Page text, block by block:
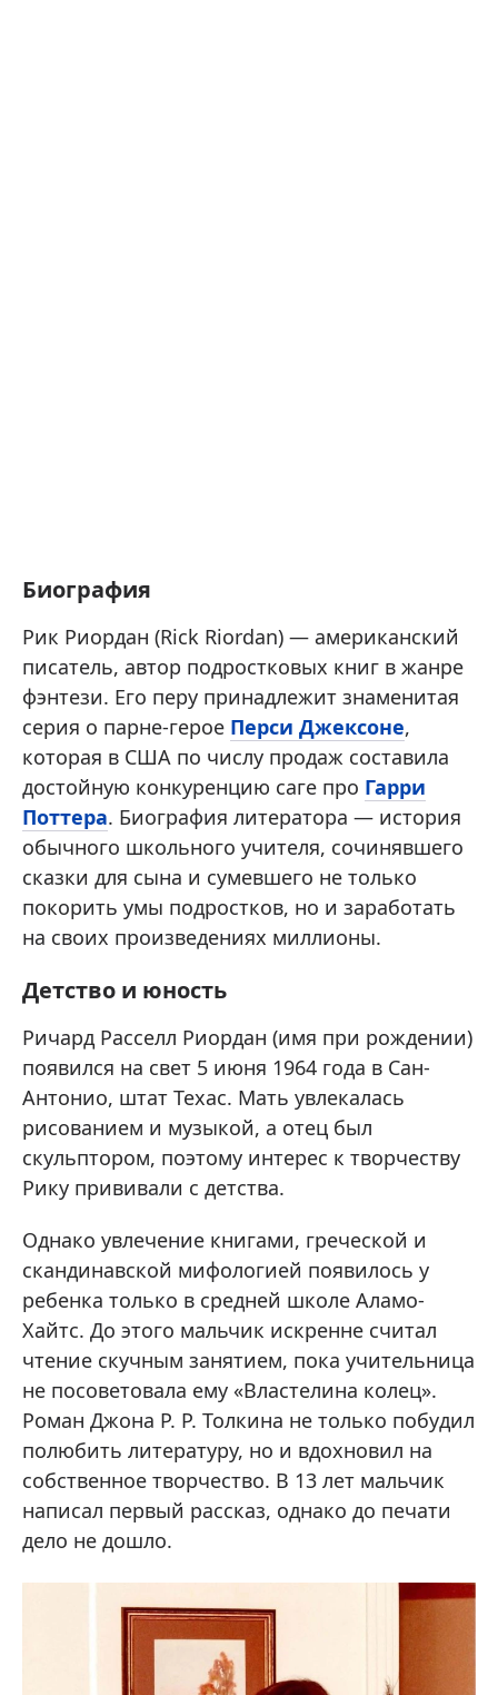
Биография
Рик Риордан (Rick Riordan) — американский
писатель, автор подростковых книг в жанре
фэнтези. Его перу принадлежит знаменитая
серия о парне-герое Перси Джексоне,
которая в США по числу продаж составила
достойную конкуренцию саге про Гарри
Поттера. Биография литератора — история
обычного школьного учителя, сочинявшего
сказки для сына и сумевшего не только
покорить умы подростков, но и заработать
на своих произведениях миллионы.
Детство и юность
Ричард Расселл Риордан (имя при рождении)
появился на свет 5 июня 1964 года в Сан-
Антонио, штат Техас. Мать увлекалась
рисованием и музыкой, а отец был
скульптором, поэтому интерес к творчеству
Рику прививали с детства.
Однако увлечение книгами, греческой и
скандинавской мифологией появилось у
ребенка только в средней школе Аламо-
Хайтс. До этого мальчик искренне считал
чтение скучным занятием, пока учительница
не посоветовала ему «Властелина колец».
Роман Джона Р. Р. Толкина не только побудил
полюбить литературу, но и вдохновил на
собственное творчество. В 13 лет мальчик
написал первый рассказ, однако до печати
дело не дошло.